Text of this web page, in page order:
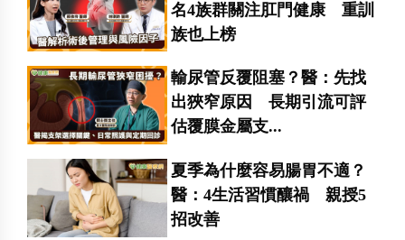
名4族群關注肛門健康 重訓
族也上榜
輸尿管反覆阻塞？醫：先找
出狹窄原因 長期引流可評
估覆膜金屬支...
夏季為什麼容易腸胃不適？
醫：4生活習慣釀禍 親授5
招改善